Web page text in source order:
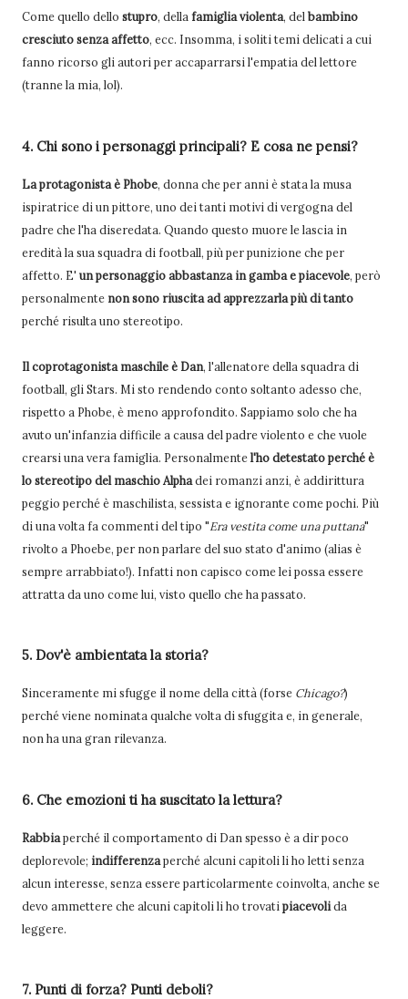
Come quello dello stupro, dellafamiglia violenta, delbambino
cresciuto senza affetto, ecc. Insomma, i soliti temi delicati a cui
fanno ricorso gli autori per accaparrarsi l'empatia del lettore
(tranne la mia, lol).
4. Chi sono i personaggi principali? E cosa ne pensi?
La protagonista è Phobe, donna che per anni è stata la musa
ispiratrice di un pittore, uno dei tanti motivi di vergogna del
padre che l'ha diseredata. Quando questo muore le lascia in
eredità la sua squadra di football, più per punizione che per
affetto. E' un personaggio abbastanza in gamba e piacevole, però
personalmente non sono riuscita ad apprezzarla più di tanto
perché risulta uno stereotipo.
Il coprotagonista maschile è Dan, l'allenatore della squadra di
football, gli Stars. Mi sto rendendo conto soltanto adesso che,
rispetto a Phobe, è meno approfondito. Sappiamo solo che ha
avuto un'infanzia difficile a causa del padre violento e che vuole
crearsi una vera famiglia. Personalmentel'ho detestato perché è
lo stereotipo del maschio Alphadei romanzi anzi, è addirittura
peggio perché è maschilista, sessista e ignorante come pochi. Più
di una volta fa commenti del tipo "Era vestita come una puttana"
rivolto a Phoebe, per non parlare del suo stato d'animo (alias è
sempre arrabbiato!). Infatti non capisco come lei possa essere
attratta da uno come lui, visto quello che ha passato.
5. Dov'è ambientata la storia?
Sinceramente mi sfugge il nome della città (forse Chicago?)
perché viene nominata qualche volta di sfuggita e, in generale,
non ha una gran rilevanza.
6. Che emozioni ti ha suscitato la lettura?
Rabbiaperché il comportamento di Dan spesso è a dir poco
deplorevole; indifferenzaperché alcuni capitoli li ho letti senza
alcun interesse, senza essere particolarmente coinvolta, anche se
devo ammettere che alcuni capitoli li ho trovati piacevolida
leggere.
7. Punti di forza? Punti deboli?